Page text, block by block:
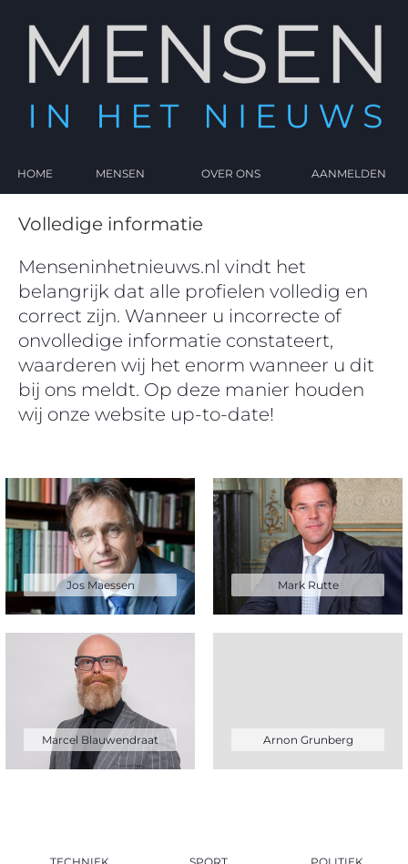
HOME MENSEN OVER ONS AANMELDEN
Volledige informatie
Menseninhetnieuws.nl vindt het
belangrijk dat alle profielen volledig en
correct zijn. Wanneer u incorrecte of
onvolledige informatie constateert,
waarderen wij het enorm wanneer u dit
bij ons meldt. Op deze manier houden
wij onze website up-to-date!
Jos Maessen Mark Rutte
Marcel Blauwendraat Arnon Grunberg